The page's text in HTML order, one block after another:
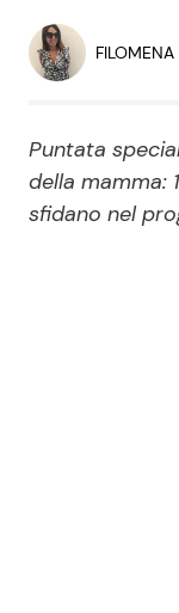
Economia
Persone
Politica
Puntata
della mamma:
sfidano nel